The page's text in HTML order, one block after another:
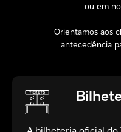
ou em
Orientamos aos
antecedência